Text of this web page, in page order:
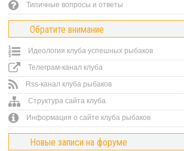
Типичные вопросы и ответы
Обратите внимание
Идеология клуба успешных рыбаков
Телеграм-канал клуба
Rss-канал клуба рыбаков
Структура сайта клуба
Информация о сайте клуба рыбаков
Новые записи на форуме